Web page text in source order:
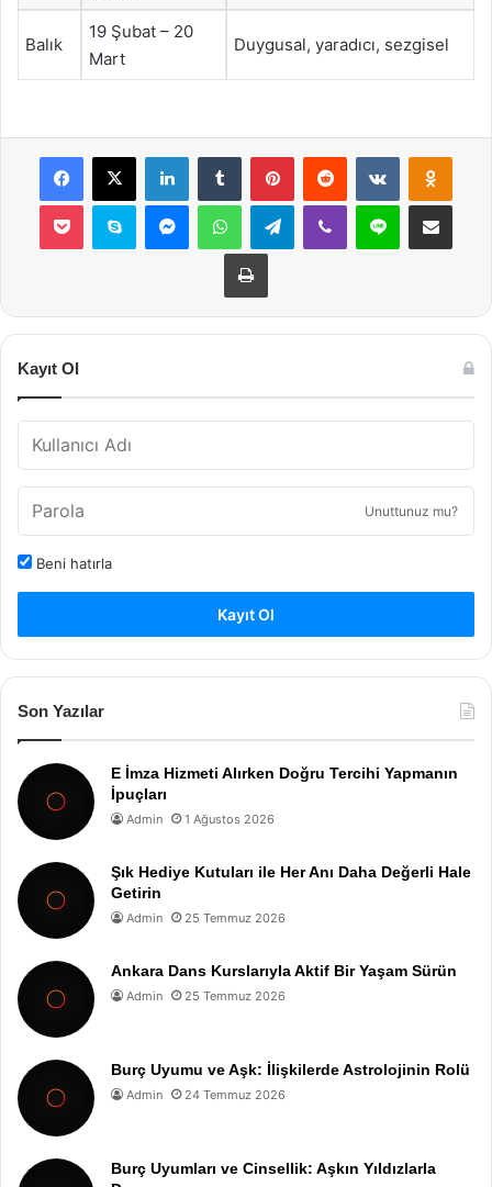
Balık
19 Şubat – 20
Mart
Duygusal, yaradıcı, sezgisel
Facebook
X LinkedInTumblr PinterestReddit VKontakte
Pocket Skype MessengerWhatsAppTelegramViber Line E-Posta ile
Yazdır
Kayıt Ol
Unuttunuz mu?
Beni hatırla
Kayıt Ol
Son Yazılar
E İmza Hizmeti Alırken Doğru Tercihi Yapmanın
İpuçları
Admin 1 Ağustos 2026
Şık Hediye Kutuları ile Her Anı Daha Değerli Hale
Getirin
Admin 25 Temmuz 2026
Ankara Dans Kurslarıyla Aktif Bir Yaşam Sürün
Admin 25 Temmuz 2026
Burç Uyumu ve Aşk: İlişkilerde Astrolojinin Rolü
Admin 24 Temmuz 2026
Burç Uyumları ve Cinsellik: Aşkın Yıldızlarla